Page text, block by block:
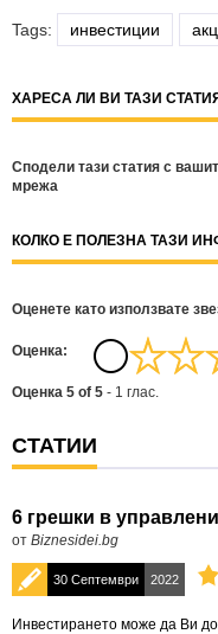
Tags: инвестиции
ХАРЕСА ЛИ ВИ ТАЗИ
Сподели тази статия с
мрежа
КОЛКО Е ПОЛЕЗНА ТАЗИ
Оценете като използвате
Oценка:
Оценка 5 of 5 - 1 глас.
СТАТИИ
6 грешки в
от Biznesidei.bg
30 Септември 2022
Инвестирането може да Ви